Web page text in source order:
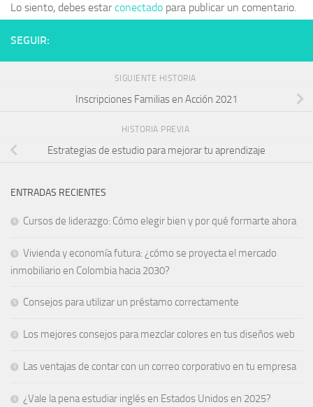
Lo siento, debes estarconectado para publicar un comentario.
SEGUIR:
SIGUIENTE HISTORIA
Inscripciones Familias en Acción 2021
HISTORIA PREVIA
Estrategias de estudio para mejorar tu aprendizaje
ENTRADAS RECIENTES
Cursos de liderazgo: Cómo elegir bien y por qué formarte ahora
Vivienda y economía futura: ¿cómo se proyecta el mercado
inmobiliario en Colombia hacia 2030?
Consejos para utilizar un préstamo correctamente
Los mejores consejos para mezclar colores en tus diseños web
Las ventajas de contar con un correo corporativo en tu empresa
¿Vale la pena estudiar inglés en Estados Unidos en 2025?